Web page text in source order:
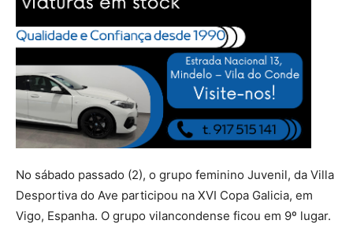
No sábado passado (2), o grupo feminino Juvenil, da Villa
Desportiva do Ave participou na XVI Copa Galicia, em
Vigo, Espanha. O grupo vilancondense ficou em 9º lugar.